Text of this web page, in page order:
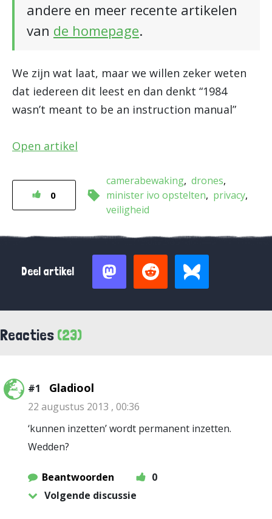
andere en meer recente artikelen
van de homepage.
We zijn wat laat, maar we willen zeker weten
dat iedereen dit leest en dan denkt “1984
wasn’t meant to be an instruction manual”
Open artikel
0
camerabewaking drones
minister ivo opstelten
privacy
veiligheid
Deel artikel
Reacties (23)
#1 Gladiool
22 augustus 2013 , 00:36
‘kunnen inzetten’ wordt permanent inzetten.
Wedden?
Beantwoorden
0
Volgende discussie